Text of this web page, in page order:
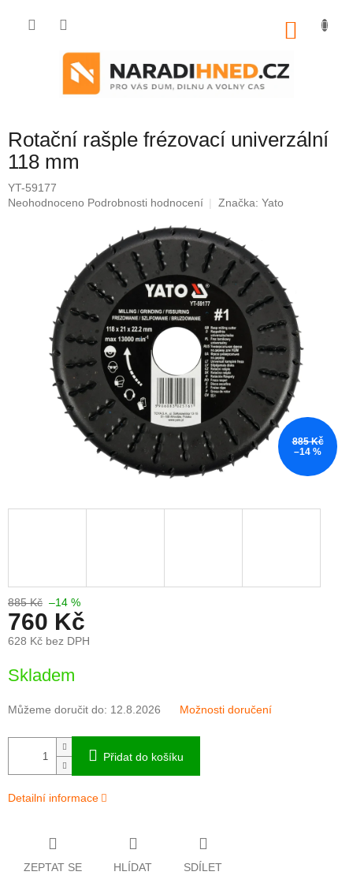
Rotační rašple frézovací univerzální
118 mm
YT-59177
Průměrné
hvězdiček.
Neohodnoceno Podrobnosti hodnocení Značka: Yato
885 Kč
–14 %
885 Kč –14 %
760 Kč
628 Kč bez DPH
cena:
Skladem
Můžeme doručit do: 12.8.2026 Možnosti doručení
Přidat do košíku
Detailní informace
ZEPTAT SE HLÍDAT SDÍLET